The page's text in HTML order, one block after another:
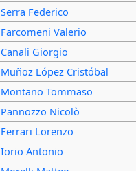
Serra Federico
Farcomeni Valerio
Canali Giorgio
Muñoz López Cristóbal
Montano Tommaso
Pannozzo Nicolò
Ferrari Lorenzo
Iorio Antonio